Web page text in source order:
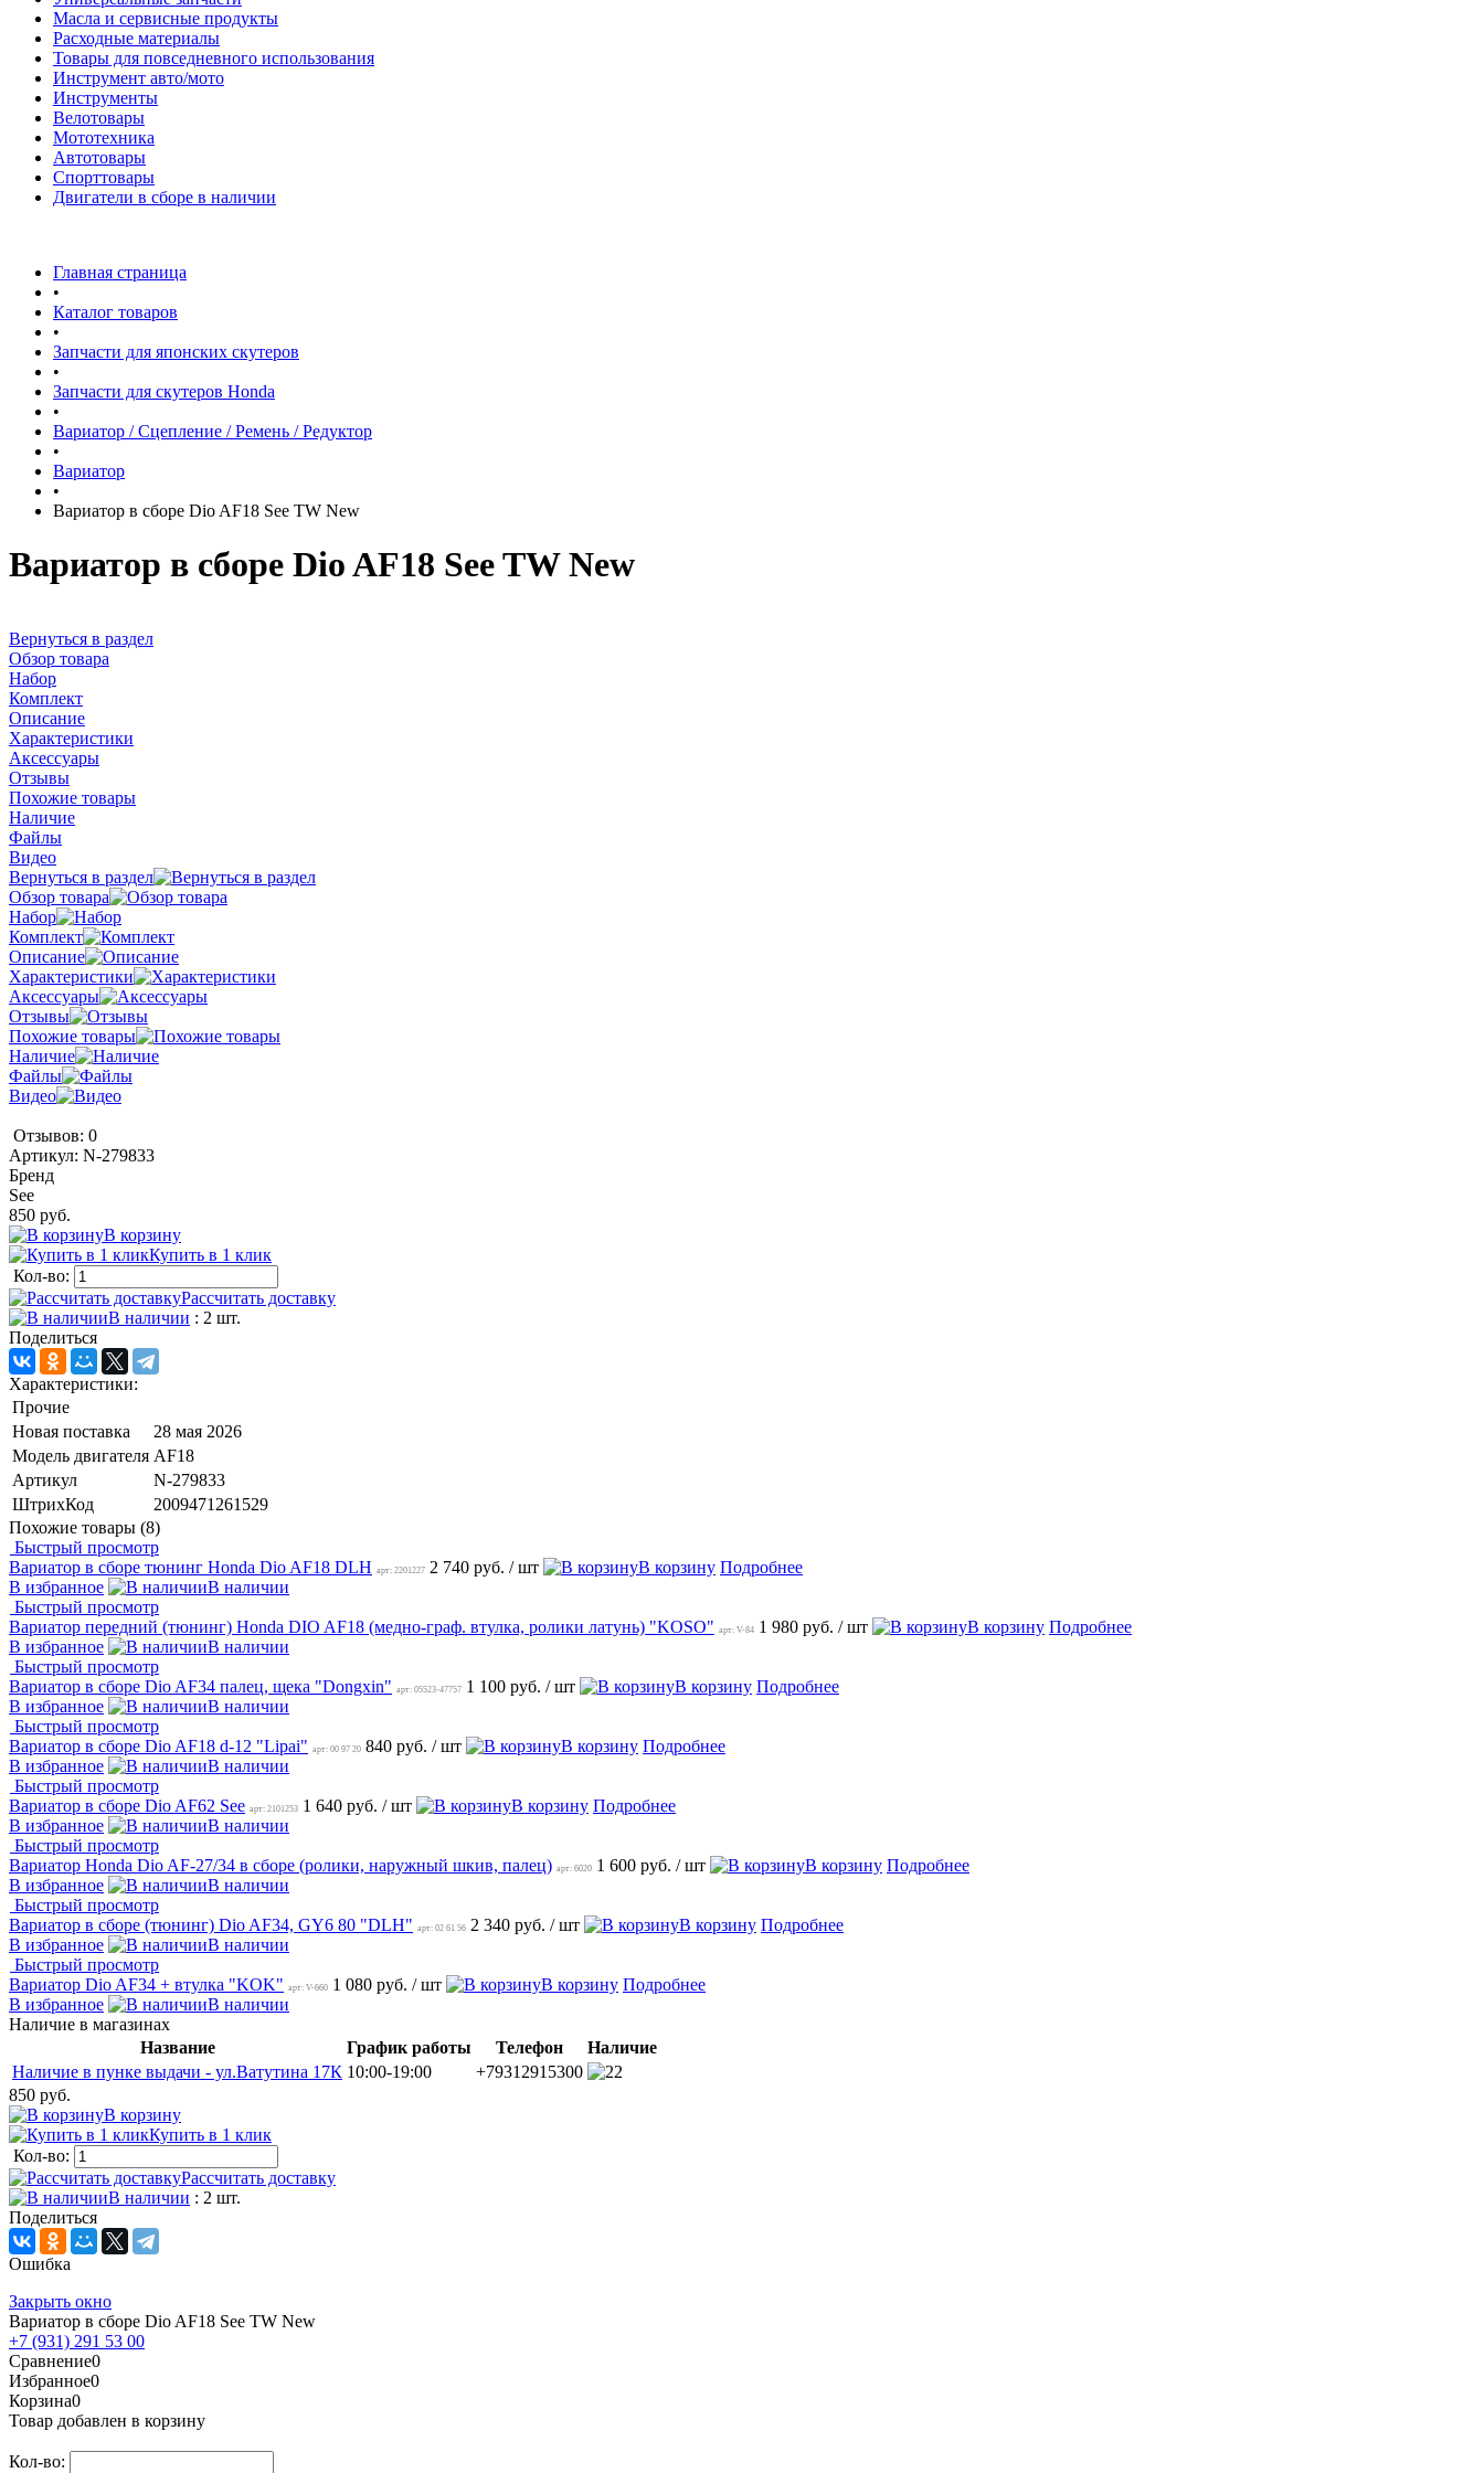
Масла и сервисные продукты
Расходные материалы
Товары для повседневного использования
Инструмент авто/мото
Инструменты
Велотовары
Мототехника
Автотовары
Спорттовары
Двигатели в сборе в наличии
Главная страница
•
Каталог товаров
•
Запчасти для японских скутеров
•
Запчасти для скутеров Honda
•
Вариатор / Сцепление / Ремень / Редуктор
•
Вариатор
•
Вариатор в сборе Dio AF18 See TW New
Вариатор в сборе Dio AF18 See TW New
Вернуться в раздел
Обзор товара
Набор
Комплект
Описание
Характеристики
Аксессуары
Отзывы
Похожие товары
Наличие
Файлы
Видео
Вернуться в раздел
Обзор товара
Набор
Комплект
Описание
Характеристики
Аксессуары
Отзывы
Похожие товары
Наличие
Файлы
Видео
Отзывов: 0
Артикул: N-279833
Бренд
See
850 руб.
В корзину
Купить в 1 клик
Кол-во:
Рассчитать доставку
В наличии : 2 шт.
Поделиться
Характеристики:
Прочие
Новая поставка
28 мая 2026
Модель двигателя AF18
Артикул
N-279833
ШтрихКод
2009471261529
Похожие товары (8)
Быстрый просмотр
Вариатор в сборе тюнинг Honda Dio AF18 DLH арт: 2201227 2 740 руб. / шт В корзину Подробнее
В избранное
В наличии
Быстрый просмотр
Вариатор передний (тюнинг) Honda DIO AF18 (медно-граф. втулка, ролики латунь) "KOSO" арт: V-84 1 980 руб. / шт В корзину Подробнее
В избранное
В наличии
Быстрый просмотр
Вариатор в сборе Dio AF34 палец, щека "Dongxin" арт: 05523-47757 1 100 руб. / шт В корзину Подробнее
В избранное
В наличии
Быстрый просмотр
Вариатор в сборе Dio AF18 d-12 "Lipai" арт: 00 97 20 840 руб. / шт В корзину Подробнее
В избранное
В наличии
Быстрый просмотр
Вариатор в сборе Dio AF62 See арт: 2101253 1 640 руб. / шт В корзину Подробнее
В избранное
В наличии
Быстрый просмотр
Вариатор Honda Dio AF-27/34 в сборе (ролики, наружный шкив, палец) арт: 6020 1 600 руб. / шт В корзину Подробнее
В избранное
В наличии
Быстрый просмотр
Вариатор в сборе (тюнинг) Dio AF34, GY6 80 "DLH" арт: 02 61 56 2 340 руб. / шт В корзину Подробнее
В избранное
В наличии
Быстрый просмотр
Вариатор Dio AF34 + втулка "KOK" арт: V-660 1 080 руб. / шт В корзину Подробнее
В избранное
В наличии
Наличие в магазинах
Название
График работы Телефон
Наличие
Наличие в пунке выдачи - ул.Ватутина 17К 10:00-19:00 +79312915300
2
850 руб.
В корзину
Купить в 1 клик
Кол-во:
Рассчитать доставку
В наличии : 2 шт.
Поделиться
Ошибка
Закрыть окно
Вариатор в сборе Dio AF18 See TW New
+7 (931) 291 53 00
Сравнение0
Избранное0
Корзина0
Товар добавлен в корзину
Кол-во: